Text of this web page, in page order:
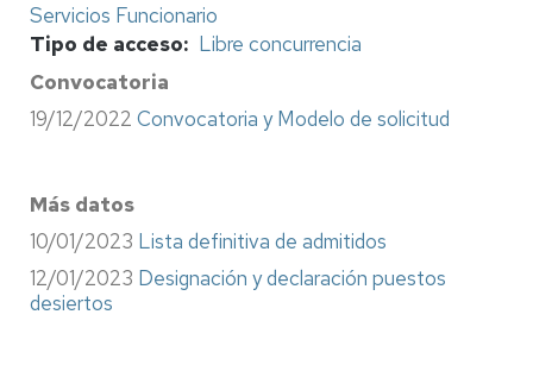
Servicios Funcionario
Tipo de acceso
Libre concurrencia
Convocatoria
19/12/2022 Convocatoria y Modelo de solicitud
Más datos
10/01/2023 Lista definitiva de admitidos
12/01/2023 Designación y declaración puestos
desiertos